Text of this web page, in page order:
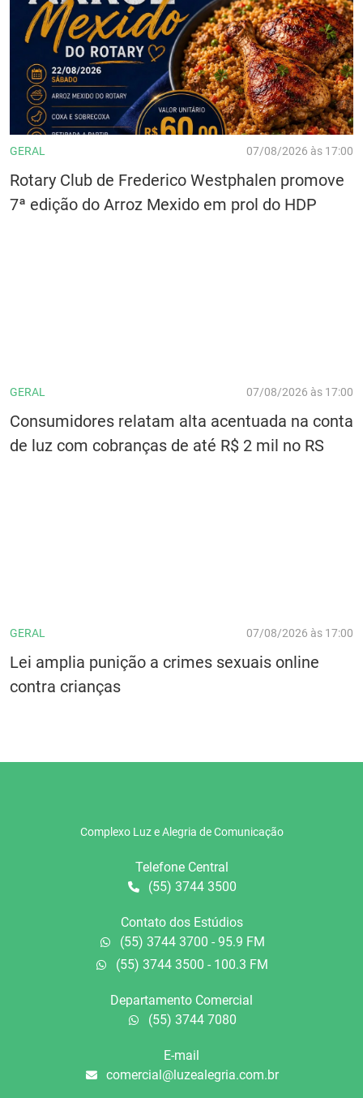
GERAL 07/08/2026 às 17:00
Rotary Club de Frederico Westphalen promove
7ª edição do Arroz Mexido em prol do HDP
GERAL 07/08/2026 às 17:00
Consumidores relatam alta acentuada na conta
de luz com cobranças de até R$ 2 mil no RS
GERAL 07/08/2026 às 17:00
Lei amplia punição a crimes sexuais online
contra crianças
Complexo Luz e Alegria de Comunicação
Telefone Central
(55) 3744 3500
Contato dos Estúdios
(55) 3744 3700 - 95.9 FM
(55) 3744 3500 - 100.3 FM
Departamento Comercial
(55) 3744 7080
E-mail
comercial@luzealegria.com.br